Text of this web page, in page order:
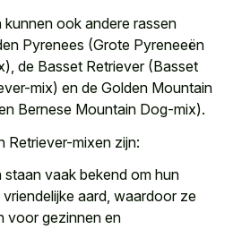
ook andere rassen
Pyrenees (Grote Pyreneeën
de Basset Retriever (Basset
mix) en de Golden Mountain
Bernese Mountain Dog-mix).
Retriever-mixen zijn:
vaak bekend om hun
aard, waardoor ze
voor gezinnen en